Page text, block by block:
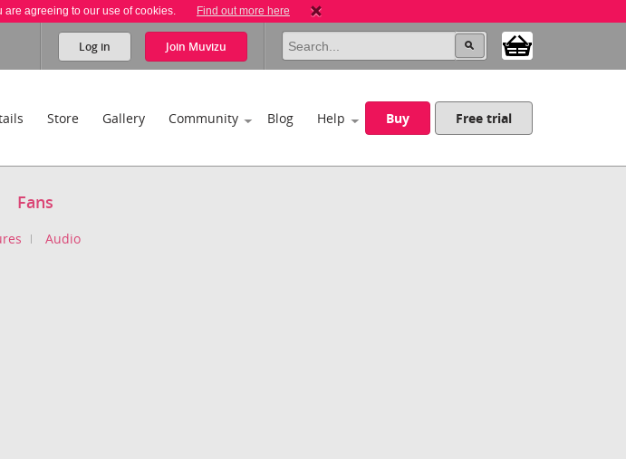
are agreeing to our use of cookies. Find out more here
Log in Join Muvizu
Store Gallery Community Blog Help Buy Free trial
Fans
Audio